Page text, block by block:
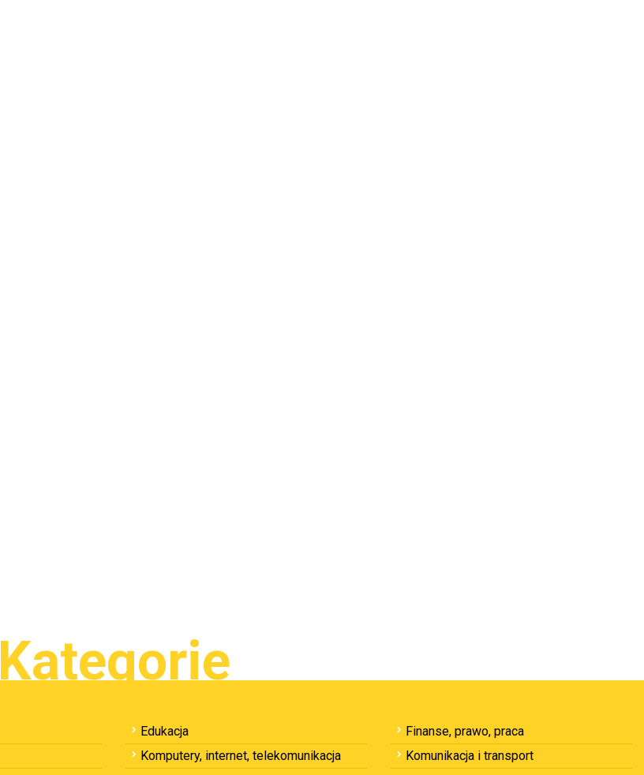
Kategorie
Edukacja
Finanse, prawo, praca
Komputery, internet, telekomunikacja
Komunikacja i transport